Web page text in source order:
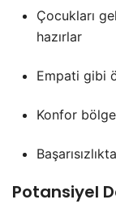
Çocukları
hazırlar
Empati gibi
Konfor
Potansiyel